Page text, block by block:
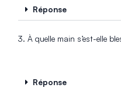
Réponse
3. À quelle main s’est-elle
Réponse